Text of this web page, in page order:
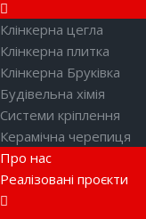
Клінкерна цегла
Клінкерна плитка
Клінкерна Бруківка
Будівельна хімія
Системи кріплення
Керамічна черепиця
Про нас
Реалізовані проєкти